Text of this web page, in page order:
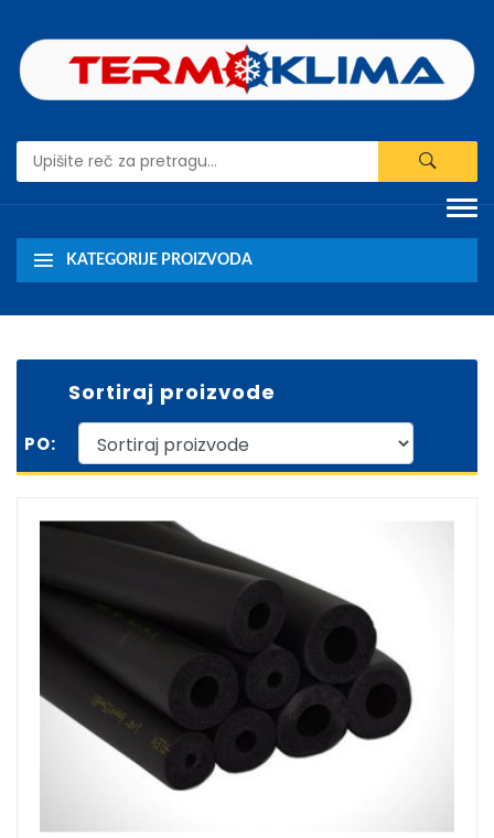
KATEGORIJE PROIZVODA
Sortiraj proizvode
PO: